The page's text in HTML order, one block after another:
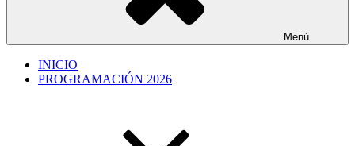
Menú
INICIO
PROGRAMACIÓN 2026